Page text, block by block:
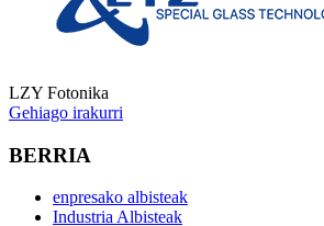
LZY Fotonika
Gehiago irakurri
BERRIA
enpresako albisteak
Industria Albisteak